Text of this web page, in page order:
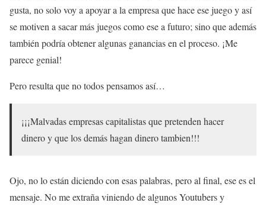
gusta, no solo voy a apoyar a la empresa que hace ese juego y así
se motiven a sacar más juegos como ese a futuro; sino que además
también podría obtener algunas ganancias en el proceso. ¡Me
parece genial!
Pero resulta que no todos pensamos así…
¡¡¡Malvadas empresas capitalistas que pretenden hacer
dinero y que los demás hagan dinero tambien!!!
Ojo, no lo están diciendo con esas palabras, pero al final, ese es el
mensaje. No me extraña viniendo de algunos Youtubers y